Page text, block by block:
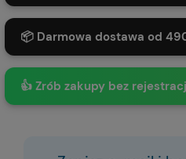
📦 Darmowa dostawa od
👍 Zrób zakupy bez